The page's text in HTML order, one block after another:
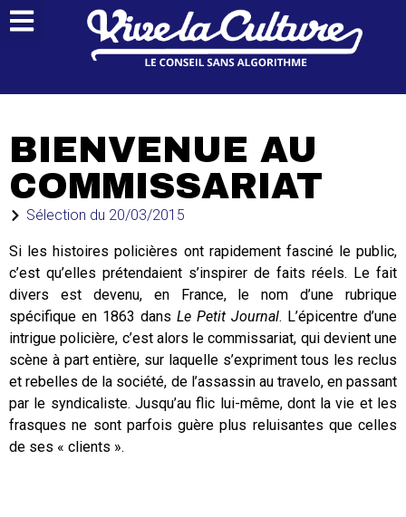
BIENVENUE AU
COMMISSARIAT
Sélection du 20/03/2015
Si les histoires policières ont rapidement fasciné le public,
c’est qu’elles prétendaient s’inspirer de faits réels. Le fait
divers est devenu, en France, le nom d’une rubrique
spécifique en 1863 dans Le Petit Journal. L’épicentre d’une
intrigue policière, c’est alors le commissariat, qui devient une
scène à part entière, sur laquelle s’expriment tous les reclus
et rebelles de la société, de l’assassin au travelo, en passant
par le syndicaliste. Jusqu’au flic lui-même, dont la vie et les
frasques ne sont parfois guère plus reluisantes que celles
de ses « clients ».